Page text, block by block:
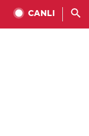
CANLI